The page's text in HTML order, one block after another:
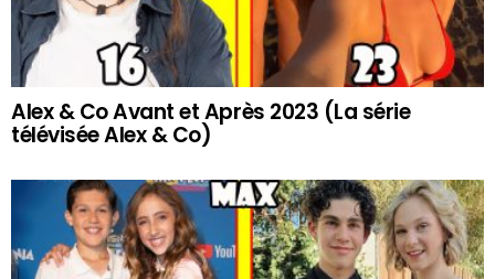
Alex & Co Avant et Après 2023 (La série
télévisée Alex & Co)